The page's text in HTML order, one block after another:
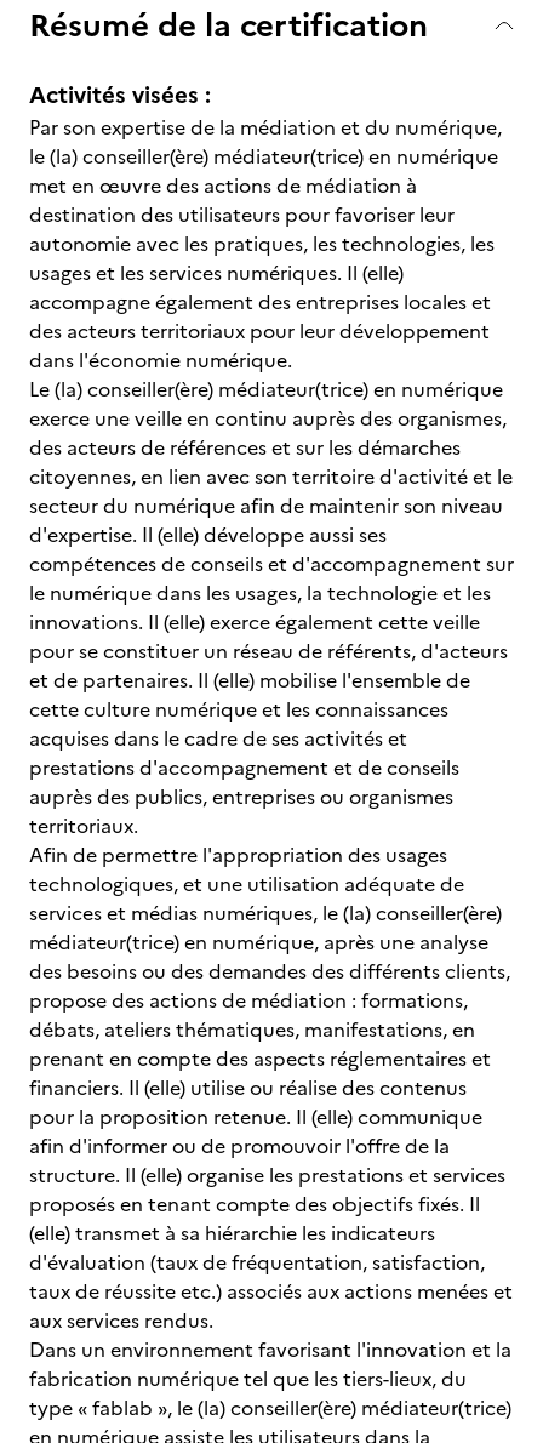
Résumé de la certification
Activités visées :
Par son expertise de la médiation et du numérique,
le (la) conseiller(ère) médiateur(trice) en numérique
met en œuvre des actions de médiation à
destination des utilisateurs pour favoriser leur
autonomie avec les pratiques, les technologies, les
usages et les services numériques. Il (elle)
accompagne également des entreprises locales et
des acteurs territoriaux pour leur développement
dans l'économie numérique.
Le (la) conseiller(ère) médiateur(trice) en numérique
exerce une veille en continu auprès des organismes,
des acteurs de références et sur les démarches
citoyennes, en lien avec son territoire d'activité et le
secteur du numérique afin de maintenir son niveau
d'expertise. Il (elle) développe aussi ses
compétences de conseils et d'accompagnement sur
le numérique dans les usages, la technologie et les
innovations. Il (elle) exerce également cette veille
pour se constituer un réseau de référents, d'acteurs
et de partenaires. Il (elle) mobilise l'ensemble de
cette culture numérique et les connaissances
acquises dans le cadre de ses activités et
prestations d'accompagnement et de conseils
auprès des publics, entreprises ou organismes
territoriaux.
Afin de permettre l'appropriation des usages
technologiques, et une utilisation adéquate de
services et médias numériques, le (la) conseiller(ère)
médiateur(trice) en numérique, après une analyse
des besoins ou des demandes des différents clients,
propose des actions de médiation : formations,
débats, ateliers thématiques, manifestations, en
prenant en compte des aspects réglementaires et
financiers. Il (elle) utilise ou réalise des contenus
pour la proposition retenue. Il (elle) communique
afin d'informer ou de promouvoir l'offre de la
structure. Il (elle) organise les prestations et services
proposés en tenant compte des objectifs fixés. Il
(elle) transmet à sa hiérarchie les indicateurs
d'évaluation (taux de fréquentation, satisfaction,
taux de réussite etc.) associés aux actions menées et
aux services rendus.
Dans un environnement favorisant l'innovation et la
fabrication numérique tel que les tiers-lieux, du
type « fablab », le (la) conseiller(ère) médiateur(trice)
en numérique assiste les utilisateurs dans la